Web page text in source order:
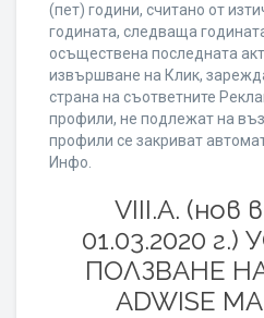
(пет) години, считано от
годината, следваща
осъществена последната
извършване на Клик,
страна на съответните
профили, не подлежат на
профили се закриват
Инфо.
VIII.A. (нов
01.03.2020
ПОЛЗВАНЕ
ADWISE